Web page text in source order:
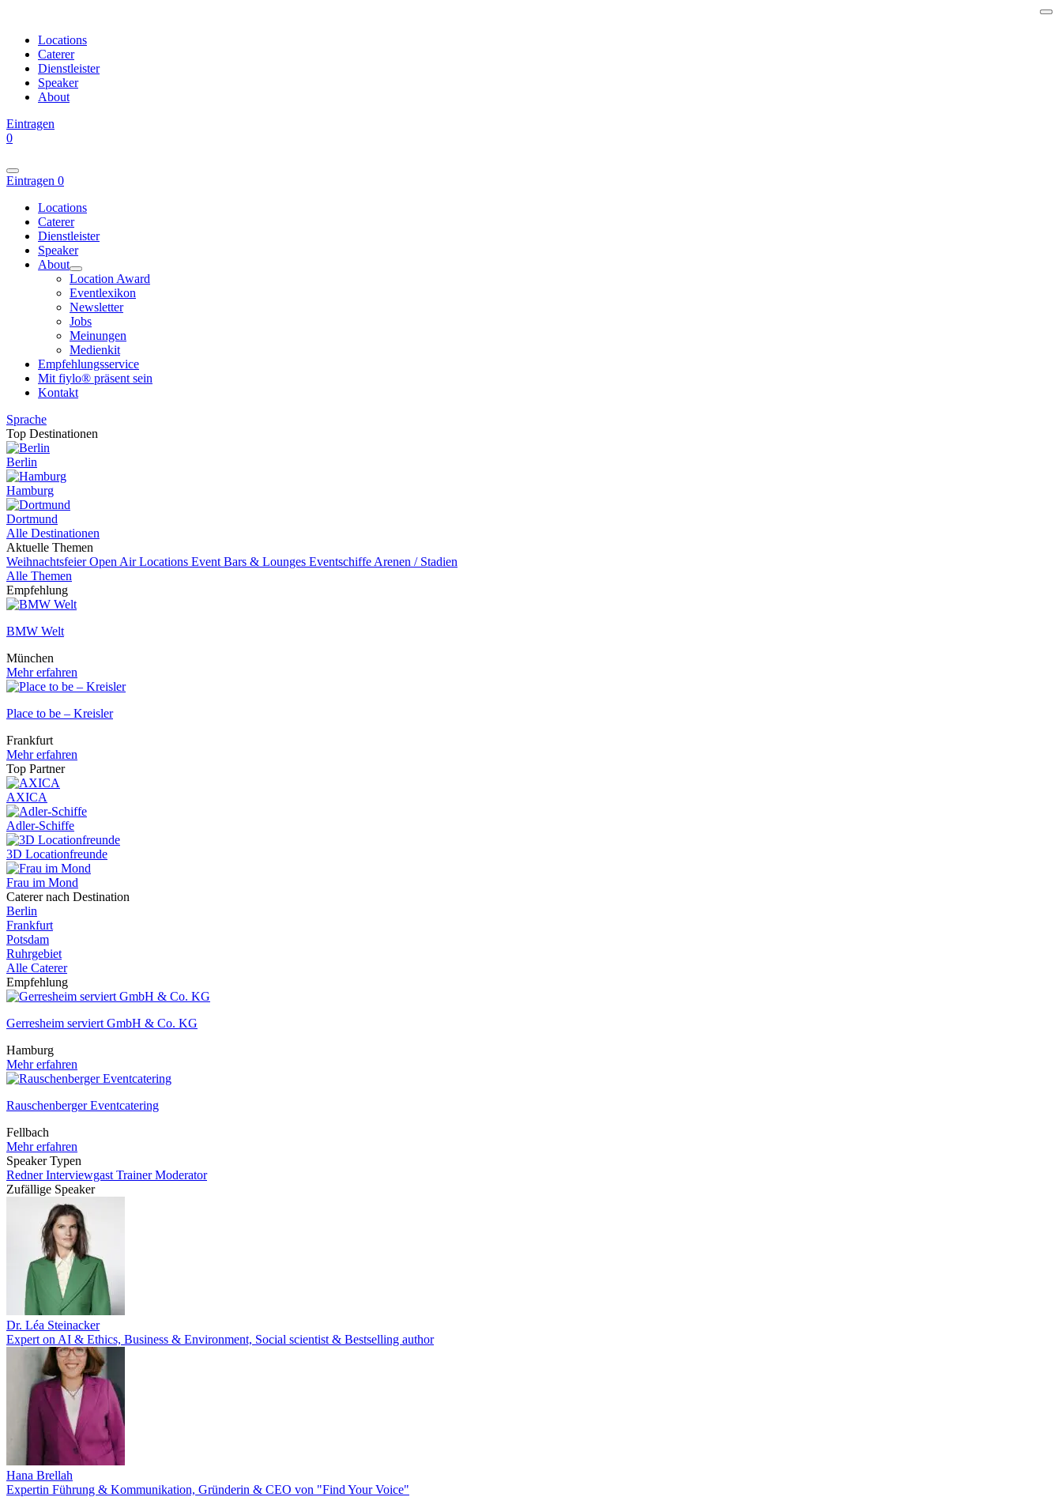
Locations
Caterer
Dienstleister
Speaker
About
Eintragen
0
Eintragen 0
Locations
Caterer
Dienstleister
Speaker
About
Location Award
Eventlexikon
Newsletter
Jobs
Meinungen
Medienkit
Empfehlungsservice
Mit fiylo® präsent sein
Kontakt
Sprache
Top Destinationen
Berlin
Hamburg
Dortmund
Alle Destinationen
Aktuelle Themen
WeihnachtsfeierOpen Air Locations Event Bars & Lounges Eventschiffe Arenen / Stadien
Alle Themen
Empfehlung
BMW Welt
München
Mehr erfahren
Place to be – Kreisler
Frankfurt
Mehr erfahren
Top Partner
AXICA
Adler-Schiffe
3D Locationfreunde
Frau im Mond
Caterer nach Destination
Berlin
Frankfurt
Potsdam
Ruhrgebiet
Alle Caterer
Empfehlung
Gerresheim serviert GmbH & Co. KG
Hamburg
Mehr erfahren
Rauschenberger Eventcatering
Fellbach
Mehr erfahren
Speaker Typen
RednerInterviewgast TrainerModerator
Zufällige Speaker
Dr. Léa Steinacker
Expert on AI & Ethics, Business & Environment, Social scientist & Bestselling author
Hana Brellah
Expertin Führung & Kommunikation, Gründerin & CEO von "Find Your Voice"